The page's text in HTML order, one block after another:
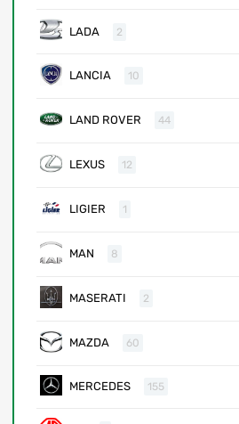
LADA 2
LANCIA 10
LAND ROVER 44
LEXUS 12
LIGIER 1
MAN 8
MASERATI 2
MAZDA 60
MERCEDES 155